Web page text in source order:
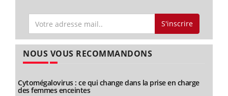
S'inscrire
NOUS VOUS RECOMMANDONS
Cytomégalovirus : ce qui change dans la prise en charge
des femmes enceintes